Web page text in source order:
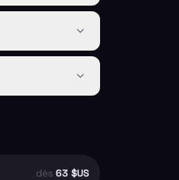
dès 63 $US